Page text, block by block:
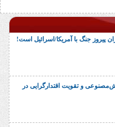
و تقویت اقتدارگرایی در